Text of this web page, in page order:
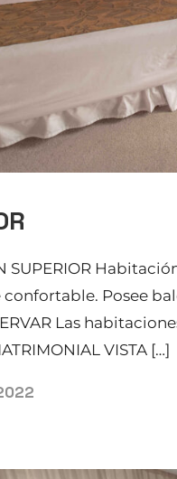
SUPERIOR
Posee
Las
VISTA […]